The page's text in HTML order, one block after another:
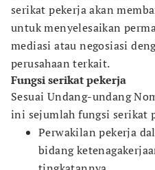
serikat pekerja akan
untuk menyelesaikan
mediasi atau negosiasi
perusahaan terkait.
Fungsi serikat pekerja
Sesuai Undang-undang
ini sejumlah fungsi serikat
Perwakilan pekerja
bidang